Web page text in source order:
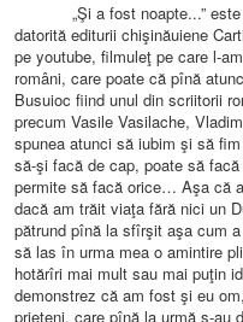
„Şi a fost noapte...” este
datorită editurii chişinăuiene
pe youtube, filmuleţ pe care l-
români, care poate că pînă
Busuioc fiind unul din scriitorii
precum Vasile Vasilache,
spunea atunci să iubim şi să
să-şi facă de cap, poate să
permite să facă orice… Aşa că
dacă am trăit viaţa fără nici un
pătrund pînă la sfîrşit aşa cum
să las în urma mea o amintire
hotărîri mai mult sau mai puţin
demonstrez că am fost şi eu
prieteni, care pînă la urmă s-au